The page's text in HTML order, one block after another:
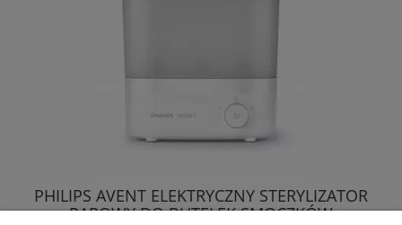
PHILIPS AVENT ELEKTRYCZNY STERYLIZATOR
PAROWY DO BUTELEK SMOCZKÓW